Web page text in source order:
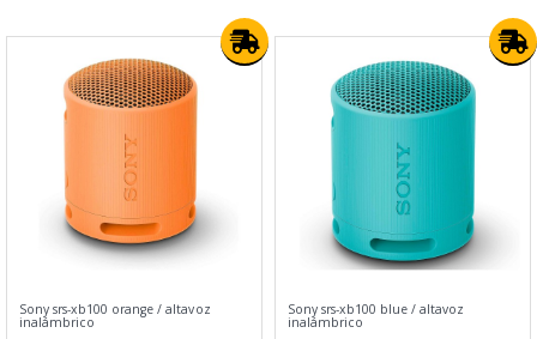
Sony srs-xb100 orange / altavoz
inalámbrico
Sony srs-xb100 blue / altavoz
inalámbrico